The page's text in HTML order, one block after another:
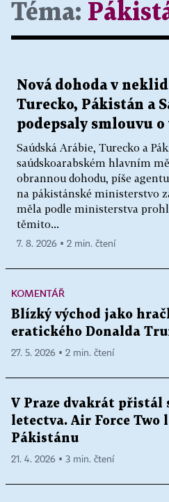
Téma:
Nová dohoda v
Turecko, Pákistán a
podepsaly smlouvu o
Saúdská Arábie, Turecko a
saúdskoarabském hlavním
obrannou dohodu, píše
na pákistánské ministerstvo
měla podle ministerstva
těmito...
7. 8. 2026 ▪ 2 min. čtení
KOMENTÁŘ
Blízký východ jako
eratického Donalda
27. 5. 2026 ▪ 2 min. čtení
V Praze dvakrát přistál
letectva. Air Force Two
Pákistánu
21. 4. 2026 ▪ 3 min. čtení